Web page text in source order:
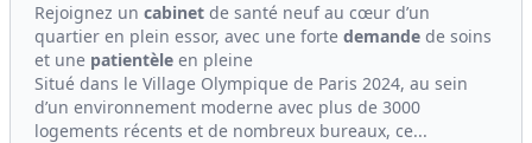
Rejoignez un cabinet de santé neuf au cœur d’un
quartier en plein essor, avec une forte demande de soins
et une patientèle en pleine
Situé dans le Village Olympique de Paris 2024, au sein
d’un environnement moderne avec plus de 3000
logements récents et de nombreux bureaux, ce...